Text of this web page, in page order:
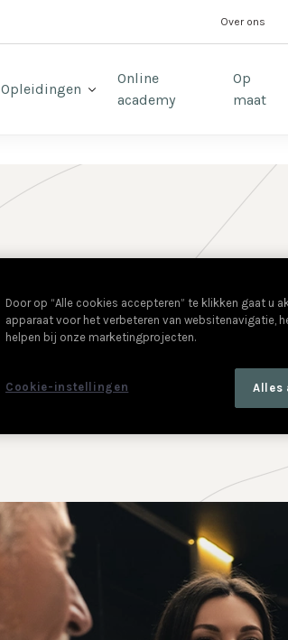
Over ons
Opleidingen
Online
academy
Op
maat
Door op “Alle cookies accepteren” te klikken gaat u
apparaat voor het verbeteren van websitenavigatie,
helpen bij onze marketingprojecten.
Cookie-instellingen Alles